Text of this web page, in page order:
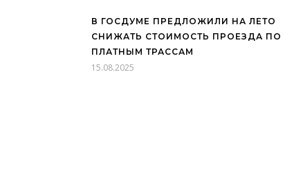
В ГОСДУМЕ ПРЕДЛОЖИЛИ НА ЛЕТО
СНИЖАТЬ СТОИМОСТЬ ПРОЕЗДА ПО
ПЛАТНЫМ ТРАССАМ
15.08.2025